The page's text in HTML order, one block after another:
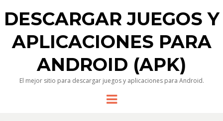
DESCARGAR JUEGOS Y
APLICACIONES PARA
ANDROID (APK)
El mejor sitio para descargar juegos y aplicaciones para Android.
Menu